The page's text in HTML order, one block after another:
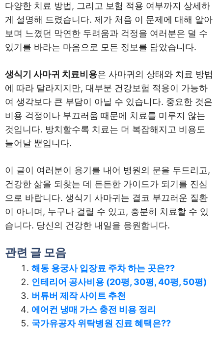
다양한 치료 방법, 그리고 보험 적용 여부까지 상세하
게 설명해 드렸습니다. 제가 처음 이 문제에 대해 알아
보며 느꼈던 막연한 두려움과 걱정을 여러분은 덜 수
있기를 바라는 마음으로 모든 정보를 담았습니다.
생식기 사마귀 치료비용은 사마귀의 상태와 치료 방법
에 따라 달라지지만, 대부분 건강보험 적용이 가능하
여 생각보다 큰 부담이 아닐 수 있습니다. 중요한 것은
비용 걱정이나 부끄러움 때문에 치료를 미루지 않는
것입니다. 방치할수록 치료는 더 복잡해지고 비용도
늘어날 뿐입니다.
이 글이 여러분이 용기를 내어 병원의 문을 두드리고,
건강한 삶을 되찾는 데 든든한 가이드가 되기를 진심
으로 바랍니다. 생식기 사마귀는 결코 부끄러운 질환
이 아니며, 누구나 걸릴 수 있고, 충분히 치료할 수 있
습니다. 당신의 건강한 내일을 응원합니다.
관련 글 모음
해동 용궁사 입장료 주차 하는 곳은??
인테리어 공사비용 (20평, 30평, 40평, 50평)
버튜버 제작 사이트 추천
에어컨 냉매 가스 충전 비용 정리
국가유공자 위탁병원 진료 혜택은??